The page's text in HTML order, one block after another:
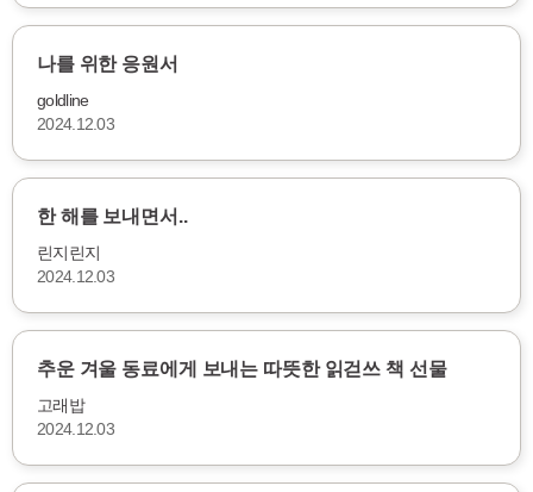
나를 위한 응원서
goldline
2024.12.03
한 해를 보내면서..
린지린지
2024.12.03
추운 겨울 동료에게 보내는 따뜻한 읽걷쓰 책 선물
고래밥
2024.12.03